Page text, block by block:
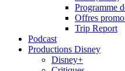
Programme
Offres
Trip Report
Podcast
Productions Disney
Disney+